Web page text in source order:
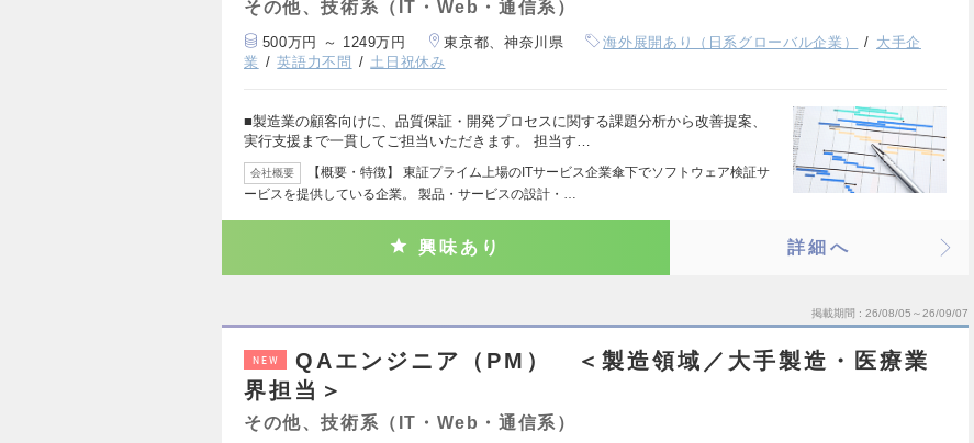
その他、技術系（IT・Web・通信系）
500万円 ～ 1249万円 東京都、神奈川県 海外展開あり（日系グローバル企業）
大手企
業
英語力不問 土日祝休み
■製造業の顧客向けに、品質保証・開発プロセスに関する課題分析から改善提案、
実行支援まで一貫してご担当いただきます。 担当す…
会社概要
【概要・特徴】 東証プライム上場のITサービス企業傘下でソフトウェア検証サ
ービスを提供している企業。 製品・サービスの設計・…
興味あり 詳細へ
掲載期間 26/08/05～26/09/07
NEW
QAエンジニア（PM） ＜製造領域／大手製造・医療業
界担当＞
その他、技術系（IT・Web・通信系）